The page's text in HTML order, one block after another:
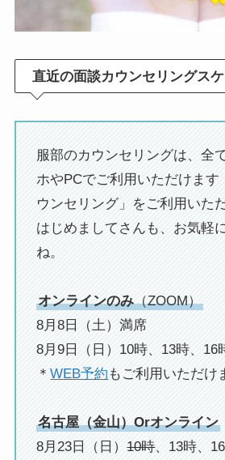
直近の面談カウンセリングス
服部のカウンセリングは、全
ホやPCでご利用いただけます
ウンセリング」をご利用いた
はじめましてさんも、お気軽
ね。
オンラインのみ（ZOOM）
8月8日（土）満席
8月9日（日）10時、13時、16
＊WEB予約 もご利用いただけ
名古屋（金山）Orオンライン
8月23日（日）10時、13時、